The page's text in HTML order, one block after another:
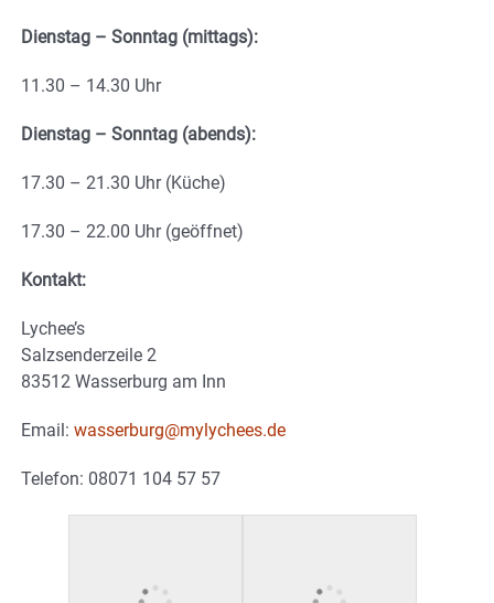
Dienstag – Sonntag (mittags):
11.30 – 14.30 Uhr
Dienstag – Sonntag (abends):
17.30 – 21.30 Uhr (Küche)
17.30 – 22.00 Uhr (geöffnet)
Kontakt:
Lychee’s
Salzsenderzeile 2
83512 Wasserburg am Inn
Email: wasserburg@mylychees.de
Telefon: 08071 104 57 57